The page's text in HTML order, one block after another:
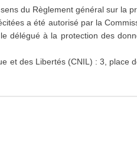
du Règlement général sur la
a été autorisé par la
délégué à la protection des
et des Libertés (CNIL) : 3, place